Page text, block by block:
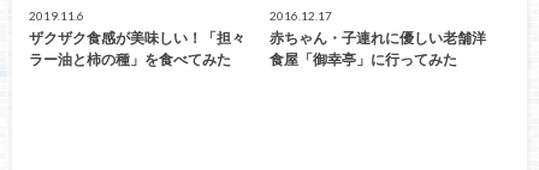
2019.11.6
ザクザク食感が美味しい！「担々
ラー油と柿の種」を食べてみた
2016.12.17
赤ちゃん・子連れに優しい老舗洋
食屋「御幸亭」に行ってみた